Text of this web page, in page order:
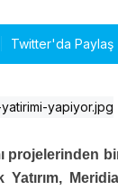
Twitter'da Paylaş
projelerinden
Yatırım,